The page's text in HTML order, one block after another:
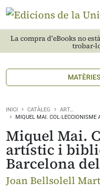
La compra d'eBooks no
trobar-
INICI CATÀLEG
ART…
MIQUEL MAI.
Miquel Mai.
artístic i
Barcelona
Joan Bellsolell